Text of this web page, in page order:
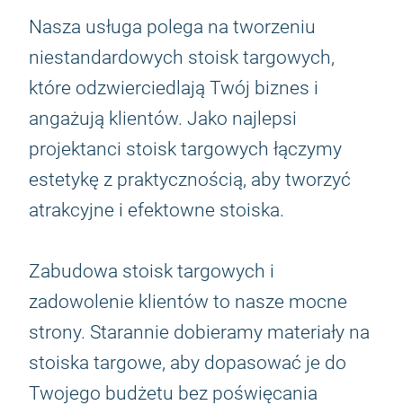
Nasza usługa polega na tworzeniu
niestandardowych stoisk targowych,
które odzwierciedlają Twój biznes i
angażują klientów. Jako najlepsi
projektanci stoisk targowych łączymy
estetykę z praktycznością, aby tworzyć
atrakcyjne i efektowne stoiska.
Zabudowa stoisk targowych i
zadowolenie klientów to nasze mocne
strony. Starannie dobieramy materiały na
stoiska targowe, aby dopasować je do
Twojego budżetu bez poświęcania